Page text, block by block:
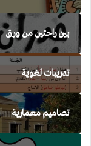
بين راحتين من ورق
تدريبات لغوية
تصاميم معمارية